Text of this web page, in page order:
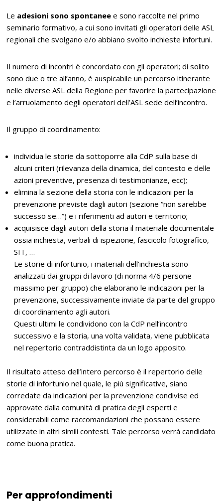
Le adesioni sono spontanee e sono raccolte nel primo
seminario formativo, a cui sono invitati gli operatori delle ASL
regionali che svolgano e/o abbiano svolto inchieste infortuni.
Il numero di incontri è concordato con gli operatori; di solito
sono due o tre all’anno, è auspicabile un percorso itinerante
nelle diverse ASL della Regione per favorire la partecipazione
e l’arruolamento degli operatori dell’ASL sede dell’incontro.
Il gruppo di coordinamento:
individua le storie da sottoporre alla CdP sulla base di
alcuni criteri (rilevanza della dinamica, del contesto e delle
azioni preventive, presenza di testimonianze, ecc);
elimina la sezione della storia con le indicazioni per la
prevenzione previste dagli autori (sezione “non sarebbe
successo se…”) e i riferimenti ad autori e territorio;
acquisisce dagli autori della storia il materiale documentale
ossia inchiesta, verbali di ispezione, fascicolo fotografico,
SIT, …
Le storie di infortunio, i materiali dell’inchiesta sono
analizzati dai gruppi di lavoro (di norma 4/6 persone
massimo per gruppo) che elaborano le indicazioni per la
prevenzione, successivamente inviate da parte del gruppo
di coordinamento agli autori.
Questi ultimi le condividono con la CdP nell’incontro
successivo e la storia, una volta validata, viene pubblicata
nel repertorio contraddistinta da un logo apposito.
Il risultato atteso dell’intero percorso è il repertorio delle
storie di infortunio nel quale, le più significative, siano
corredate da indicazioni per la prevenzione condivise ed
approvate dalla comunità di pratica degli esperti e
considerabili come raccomandazioni che possano essere
utilizzate in altri simili contesti. Tale percorso verrà candidato
come buona pratica.
Per approfondimenti